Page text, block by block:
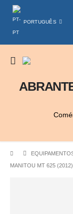
PORTUGUÊS
MANITOU MT 625 (2012)